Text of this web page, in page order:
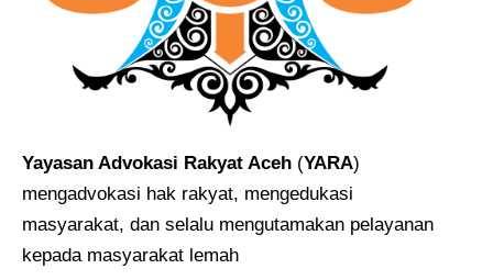
Yayasan Advokasi Rakyat Aceh (YARA)
mengadvokasi hak rakyat, mengedukasi
masyarakat, dan selalu mengutamakan pelayanan
kepada masyarakat lemah